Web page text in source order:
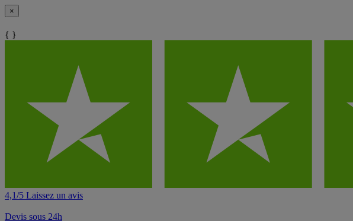
×
{ }
4,1/5 Laissez un avis
Devis sous 24h